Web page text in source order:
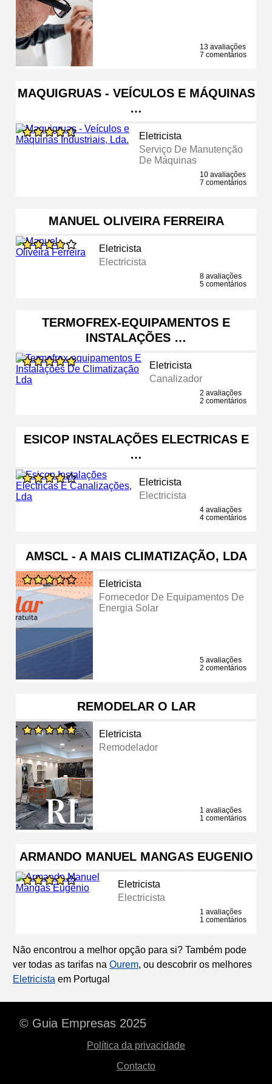
13 avaliações
7 comentários
MAQUIGRUAS - VEÍCULOS E MÁQUINAS
…
Eletricista
Serviço De Manutenção
De Máquinas
10 avaliações
7 comentários
MANUEL OLIVEIRA FERREIRA
Eletricista
Electricista
8 avaliações
5 comentários
TERMOFREX-EQUIPAMENTOS E
INSTALAÇÕES …
Eletricista
Canalizador
2 avaliações
2 comentários
ESICOP INSTALAÇÕES ELECTRICAS E
…
Eletricista
Electricista
4 avaliações
4 comentários
AMSCL - A MAIS CLIMATIZAÇÃO, LDA
Eletricista
Fornecedor De Equipamentos De
Energia Solar
5 avaliações
2 comentários
REMODELAR O LAR
Eletricista
Remodelador
1 avaliações
1 comentários
ARMANDO MANUEL MANGAS EUGENIO
Eletricista
Electricista
1 avaliações
1 comentários
Não encontrou a melhor opção para si? Também pode
ver todas as tarifas na Ourem, ou descobrir os melhores
Eletricista em Portugal
© Guia Empresas 2025
Política da privacidade
Contacto